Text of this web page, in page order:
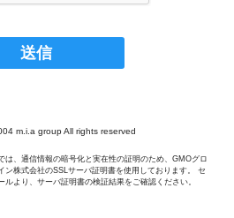
m.i.a group All rights reserved
は、通信情報の暗号化と実在性の証明のため、GMOグロ
ン株式会社のSSLサーバ証明書を使用しております。 セ
ルより、サーバ証明書の検証結果をご確認ください。